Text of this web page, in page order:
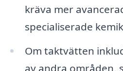
kräva mer
specialiserade
Om taktvätten
av andra områden,